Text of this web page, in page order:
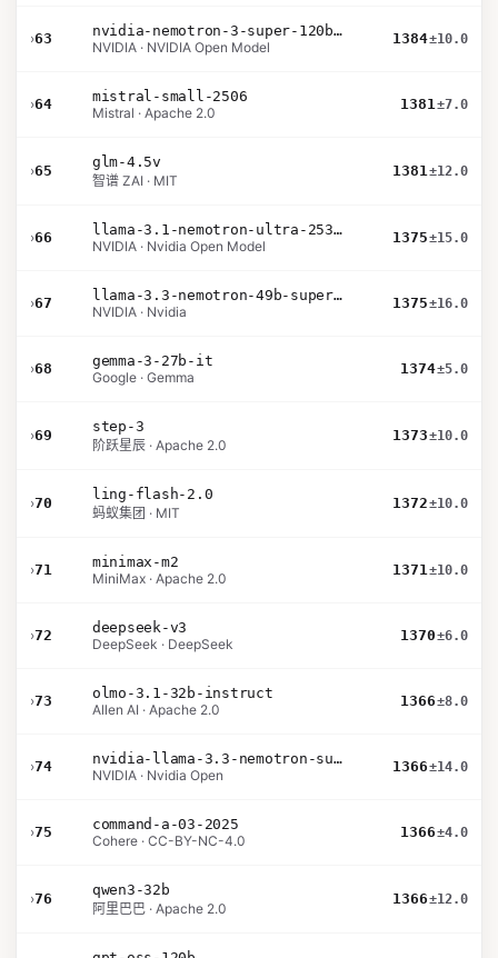
›63
nvidia-nemotron-3-super-120b-a12b
NVIDIA · NVIDIA Open Model
1384±10.0
›64
mistral-small-2506
Mistral · Apache 2.0
1381±7.0
›65
glm-4.5v
智谱 ZAI · MIT
1381±12.0
›66
llama-3.1-nemotron-ultra-253b-v1
NVIDIA · Nvidia Open Model
1375±15.0
›67
llama-3.3-nemotron-49b-super-v1
NVIDIA · Nvidia
1375±16.0
›68
gemma-3-27b-it
Google · Gemma
1374±5.0
›69
step-3
阶跃星辰 · Apache 2.0
1373±10.0
›70
ling-flash-2.0
蚂蚁集团 · MIT
1372±10.0
›71
minimax-m2
MiniMax · Apache 2.0
1371±10.0
›72
deepseek-v3
DeepSeek · DeepSeek
1370±6.0
›73
olmo-3.1-32b-instruct
Allen AI · Apache 2.0
1366±8.0
›74
nvidia-llama-3.3-nemotron-super-49b-v1.5
NVIDIA · Nvidia Open
1366±14.0
›75
command-a-03-2025
Cohere · CC-BY-NC-4.0
1366±4.0
›76
qwen3-32b
阿里巴巴 · Apache 2.0
1366±12.0